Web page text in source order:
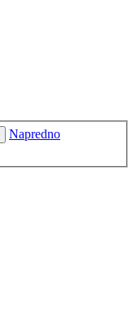
Napredno